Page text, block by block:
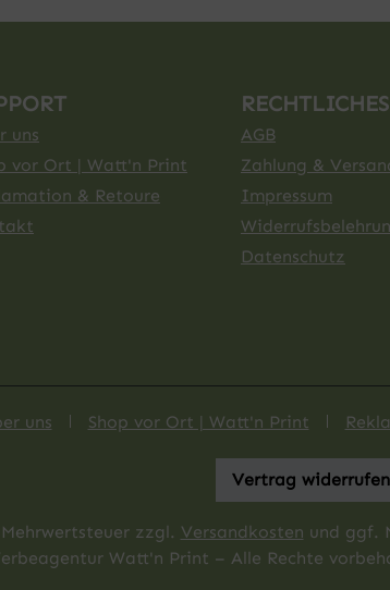
uns
vor Ort | Watt'n Print
& Retoure
RECHTLICHES
AGB
Zahlung &
Impressum
Datenschutz
uns Shop vor Ort | Watt'n Print
Vertrag widerrufen
zzgl. Versandkosten und ggf.
Watt'n Print – Alle Rechte